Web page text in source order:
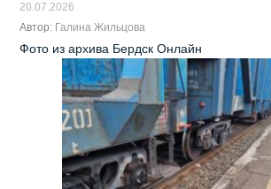
20.07.2026
Автор: Галина Жильцова
Фото из архива Бердск Онлайн